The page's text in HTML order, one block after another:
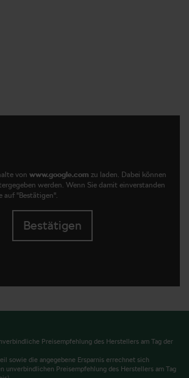
von www.google.com zu laden. Dabei können
werden. Wenn Sie damit einverstanden
auf "Bestätigen".
Bestätigen
Preisempfehlung des Herstellers am Tag der
sowie die angegebene Ersparnis errechnet sich
unverbindlichen Preisempfehlung des Herstellers am Tag